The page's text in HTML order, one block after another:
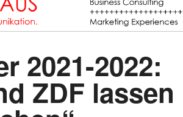
2021-2022:
ZDF lassen